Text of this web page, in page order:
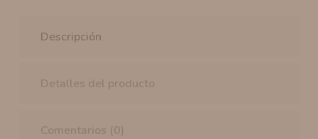
Descripción
Detalles del producto
Comentarios (0)